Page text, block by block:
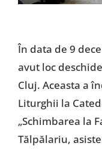
În data de 9
avut loc
Cluj. Aceasta a
Liturghii la
„Schimbarea la
Tălpălariu,